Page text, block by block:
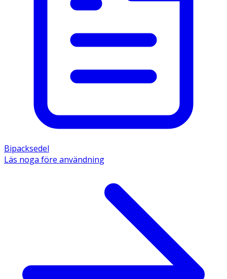
Bipacksedel
Läs noga före användning